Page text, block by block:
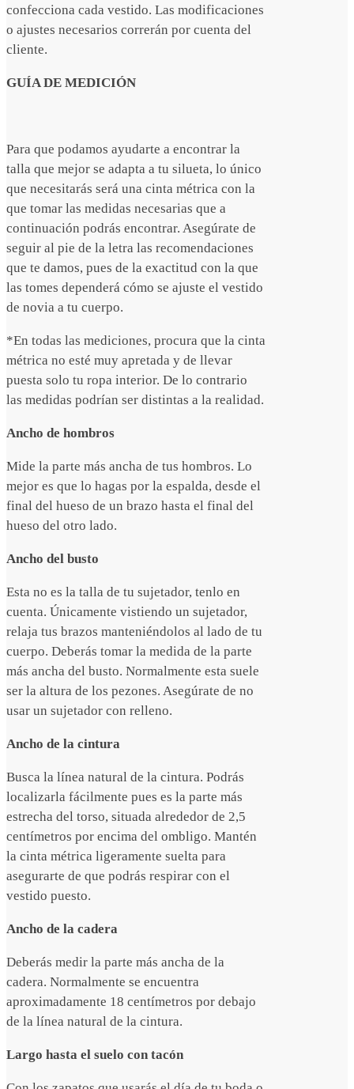
confecciona cada vestido. Las modificaciones
o ajustes necesarios correrán por cuenta del
cliente.
GUÍA DE MEDICIÓN
Para que podamos ayudarte a encontrar la
talla que mejor se adapta a tu silueta, lo único
que necesitarás será una cinta métrica con la
que tomar las medidas necesarias que a
continuación podrás encontrar. Asegúrate de
seguir al pie de la letra las recomendaciones
que te damos, pues de la exactitud con la que
las tomes dependerá cómo se ajuste el vestido
de novia a tu cuerpo.
*En todas las mediciones, procura que la cinta
métrica no esté muy apretada y de llevar
puesta solo tu ropa interior. De lo contrario
las medidas podrían ser distintas a la realidad.
Ancho de hombros
Mide la parte más ancha de tus hombros. Lo
mejor es que lo hagas por la espalda, desde el
final del hueso de un brazo hasta el final del
hueso del otro lado.
Ancho del busto
Esta no es la talla de tu sujetador, tenlo en
cuenta. Únicamente vistiendo un sujetador,
relaja tus brazos manteniéndolos al lado de tu
cuerpo. Deberás tomar la medida de la parte
más ancha del busto. Normalmente esta suele
ser la altura de los pezones. Asegúrate de no
usar un sujetador con relleno.
Ancho de la cintura
Busca la línea natural de la cintura. Podrás
localizarla fácilmente pues es la parte más
estrecha del torso, situada alrededor de 2,5
centímetros por encima del ombligo. Mantén
la cinta métrica ligeramente suelta para
asegurarte de que podrás respirar con el
vestido puesto.
Ancho de la cadera
Deberás medir la parte más ancha de la
cadera. Normalmente se encuentra
aproximadamente 18 centímetros por debajo
de la línea natural de la cintura.
Largo hasta el suelo con tacón